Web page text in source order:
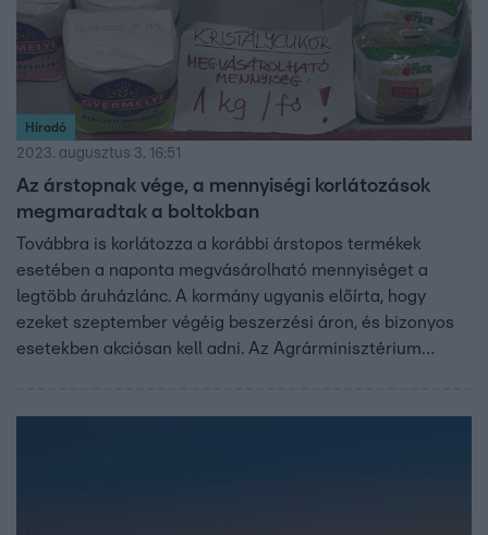
Híradó
2023. augusztus 3. 16:51
Az árstopnak vége, a mennyiségi korlátozások
megmaradtak a boltokban
Továbbra is korlátozza a korábbi árstopos termékek
esetében a naponta megvásárolható mennyiséget a
legtöbb áruházlánc. A kormány ugyanis előírta, hogy
ezeket szeptember végéig beszerzési áron, és bizonyos
esetekben akciósan kell adni. Az Agrárminisztérium